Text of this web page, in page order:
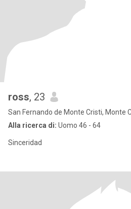
ross, 23
San Fernando de Monte Cristi, Monte
Alla ricerca di: Uomo 46 - 64
Sinceridad